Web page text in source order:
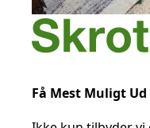
Få Mest Muligt